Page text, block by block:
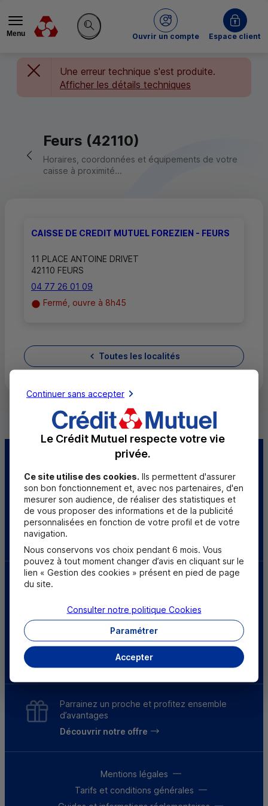
Menu
Rechercher sur le site
Ouvrir un compte
du Crédit MutuelEspace client
Une erreur technique s'est produite.
Afficher les détails techniques
Retour vers la page précédente
Feurs (42110)
Horaires, coordonnées et équipements de votre
caisse à proximité...
CAISSE DE CREDIT MUTUEL FOREZIEN - FEURS
11 PLACE ANTOINE DRIVET
42110 FEURS
04 77 26 01 09
Fermé, ouvre à 8h45
Toutes les localités
Sourds et
malentendants
* Résultats 2025, selon une enquête menée auprès de 27 600 clients du 3 au 30 juin 2025.
Parrainez un proche et profitez ensemble
d’avantages
Découvrir notre offre
Mentions légales
Tarifs et conditions générales
Continuer sans accepter
Le Crédit Mutuel respecte votre vie
privée.
Ce site utilise des cookies. Ils permettent d'assurer
son bon fonctionnement et, avec nos partenaires, d'en
mesurer son audience, de réaliser des statistiques et
de vous proposer des informations et de la publicité
personnalisées en fonction de votre profil et de votre
navigation.
Nous conservons vos choix pendant 6 mois. Vous
pouvez à tout moment changer d’avis en cliquant sur le
lien « Gestion des cookies » présent en pied de page
du site.
Accepter
Paramétrer
Consulter notre politique Cookies